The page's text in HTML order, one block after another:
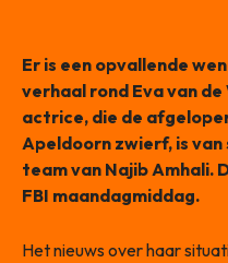
Er is een opvallende
verhaal rond Eva van
actrice, die de
Apeldoorn zwierf, is
team van Najib Amhali.
FBI maandagmiddag.
Het nieuws over haar